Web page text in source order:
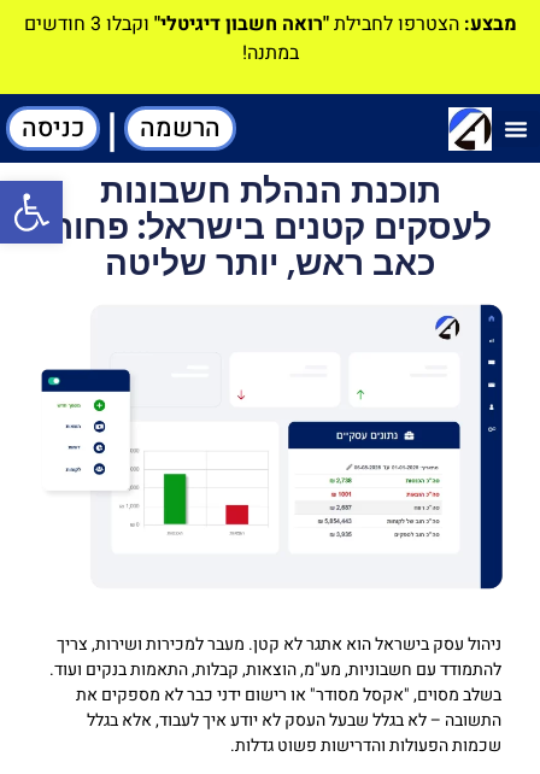
מבצע: הצטרפו לחבילת"רואה חשבון דיגיטלי"
וקבלו 3 חודשים
במתנה!
הרשמה | כניסה
תוכנת הנהלת חשבונות
לעסקים קטנים בישראל: פחות
כאב ראש, יותר שליטה
ניהול עסק בישראל הוא אתגר לא קטן. מעבר למכירות ושירות, צריך
להתמודד עם חשבוניות, מע"מ, הוצאות, קבלות, התאמות בנקים ועוד.
בשלב מסוים, "אקסל מסודר" או רישום ידני כבר לא מספקים את
התשובה – לא בגלל שבעל העסק לא יודע איך לעבוד, אלא בגלל
שכמות הפעולות והדרישות פשוט גדלות.
פתח